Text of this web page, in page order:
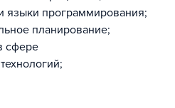
языки программирования;
планирование;
сфере